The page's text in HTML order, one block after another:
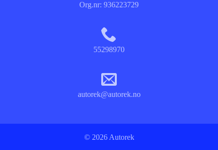
Org.nr: 936223729
55298970
autorek@autorek.no
© 2026 Autorek